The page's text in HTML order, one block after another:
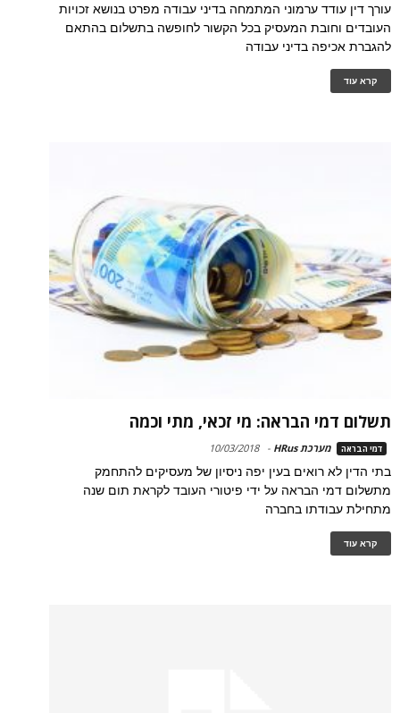
עורך דין עודד ערמוני המתמחה בדיני עבודה מפרט בנושא זכויות
העובדים וחובת המעסיק בכל הקשור לחופשה בתשלום בהתאם
להגברת אכיפה בדיני עבודה
קרא עוד
תשלום דמי הבראה: מי זכאי, מתי וכמה
דמי הבראה מערכת HRus -
10/03/2018
בתי הדין לא רואים בעין יפה ניסיון של מעסיקים להתחמק
מתשלום דמי הבראה על ידי פיטורי העובד לקראת תום שנה
מתחילת עבודתו בחברה
קרא עוד